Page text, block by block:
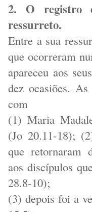
2. O registro
ressurreto.
Entre a sua
que ocorreram
apareceu aos
dez ocasiões. As
com
(1) Maria
(Jo 20.11-18);
que retornaram
aos discípulos
28.8-10);
(3) depois foi a